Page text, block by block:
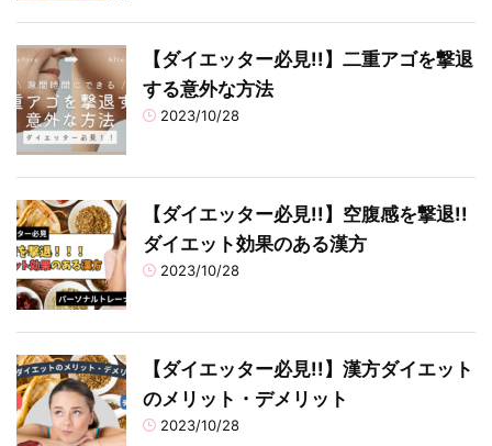
【ダイエッター必見!!】二重アゴを撃退
する意外な方法
2023/10/28
【ダイエッター必見!!】空腹感を撃退!!
ダイエット効果のある漢方
2023/10/28
【ダイエッター必見!!】漢方ダイエット
のメリット・デメリット
2023/10/28